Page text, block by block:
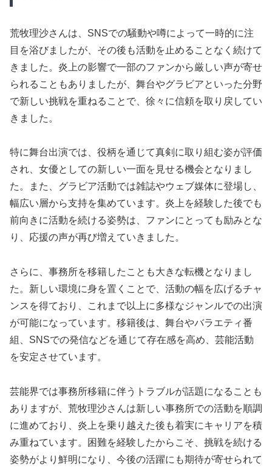
荒牧理沙さんは、SNSでの騒動や噂によって一時的に注
目を浴びましたが、その後も活動を止めることなく続けて
きました。炎上の影響で一部のファンから厳しい声が寄せ
られることもありましたが、舞台やグラビアといった分野
で新しい挑戦を重ねることで、徐々に信頼を取り戻してい
きました。
特に舞台出演では、役柄を通じて真剣に取り組む姿が評価
され、女優としての新しい一面を見せる機会となりまし
た。また、グラビア活動では雑誌やウェブ媒体に登場し、
幅広い層から支持を集めています。炎上を経験した後でも
前向きに活動を続ける姿勢は、ファンにとっても励みとな
り、応援の声が再び増えていきました。
さらに、事務所を移籍したことも大きな転機となりまし
た。新しい環境に身を置くことで、活動の幅を広げるチャ
ンスを得ており、これまで以上に多様なジャンルでの出演
が可能になっています。移籍後は、舞台やバラエティ番
組、SNSでの発信などを通じて存在感を高め、芸能活動
を安定させています。
芸能界では事務所移籍に伴うトラブルが話題になることも
ありますが、荒牧理沙さんは新しい事務所での活動を順調
に進めており、炎上を乗り越えた後も着実にキャリアを積
み重ねています。困難を経験したからこそ、挑戦を続ける
姿勢がより鮮明になり、今後の活躍にも期待が寄せられて